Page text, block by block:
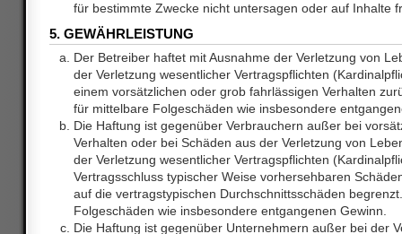
für bestimmte Zwecke nicht untersagen oder auf Inhalte
5. GEWÄHRLEISTUNG
Der Betreiber haftet mit Ausnahme der Verletzung von
der Verletzung wesentlicher Vertragspflichten
einem vorsätzlichen oder grob fahrlässigen Verhalten
für mittelbare Folgeschäden wie insbesondere
Die Haftung ist gegenüber Verbrauchern außer bei
Verhalten oder bei Schäden aus der Verletzung von
der Verletzung wesentlicher Vertragspflichten
Vertragsschluss typischer Weise vorhersehbaren
auf die vertragstypischen Durchschnittsschäden
Folgeschäden wie insbesondere entgangenen Gewinn.
Die Haftung ist gegenüber Unternehmern außer bei der